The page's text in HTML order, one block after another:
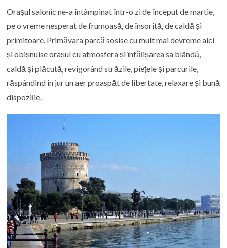
Orașul salonic ne-a întâmpinat într-o zi de început de martie,
pe o vreme nesperat de frumoasă, de însorită, de caldă și
primitoare. Primăvara parcă sosise cu mult mai devreme aici
și obișnuise orașul cu atmosfera și înfățișarea sa blândă,
caldă și plăcută, revigorând străzile, piețele și parcurile,
răspândind în jur un aer proaspăt de libertate, relaxare și bună
dispoziție.